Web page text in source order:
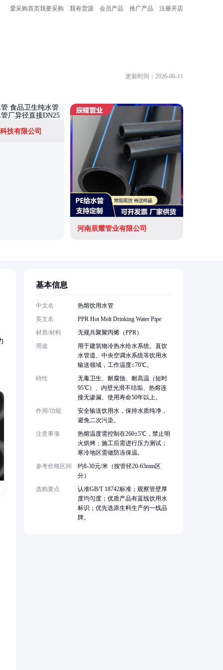
爱采购首页我要采购 我有货源 会员产品 推广产品 注册开店
更新时间：2026-06-11
技有限公司
河南辰耀管业有限公司
基本信息
中文名
热熔饮用水管
英文名
PPR Hot Melt Drinking Water Pipe
材质/材料
无规共聚聚丙烯（PPR）
用途
用于建筑物冷热水给水系统、直饮
水管道、中央空调水系统等饮用水
输送领域，工作温度≤70℃。
特性
无毒卫生、耐腐蚀、耐高温（短时
95℃）、内壁光滑不结垢、热熔连
接无渗漏、使用寿命50年以上。
作用/功能
安全输送饮用水，保持水质纯净，
避免二次污染。
注意事项
热熔温度需控制在260±5℃，禁止明
火烘烤；施工后需进行压力测试；
寒冷地区需做防冻保温。
参考价格区间
约8-30元/米（按管径20-63mm区
分）
选购要点
认准GB/T 18742标准；观察管壁厚
度均匀度；优质产品有蓝线饮用水
标识；优先选原生料生产的一线品
牌。